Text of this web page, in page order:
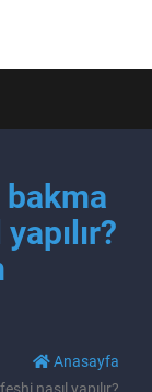
bakma
Anasayfa